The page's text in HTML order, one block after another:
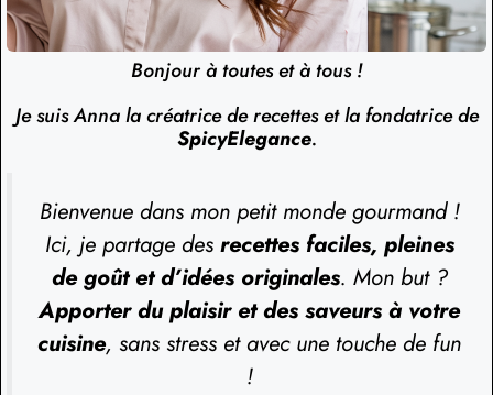
Bonjour à toutes et à tous !
Je suis Anna la créatrice de recettes et la fondatrice de
SpicyElegance.
Bienvenue dans mon petit monde gourmand !
Ici, je partage des recettes faciles, pleines
de goût et d’idées originales. Mon but ?
Apporter du plaisir et des saveurs à votre
cuisine, sans stress et avec une touche de fun
!